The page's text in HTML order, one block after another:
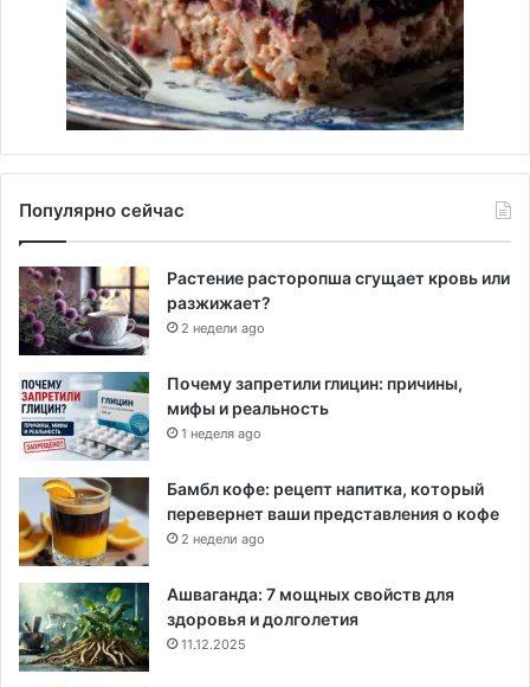
Популярно сейчас
Растение расторопша сгущает кровь или
разжижает?
2 недели ago
Почему запретили глицин: причины,
мифы и реальность
1 неделя ago
Бамбл кофе: рецепт напитка, который
перевернет ваши представления о кофе
2 недели ago
Ашваганда: 7 мощных свойств для
здоровья и долголетия
11.12.2025